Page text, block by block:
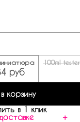
руб
100ml tester
в корзину
в 1 клик
＋